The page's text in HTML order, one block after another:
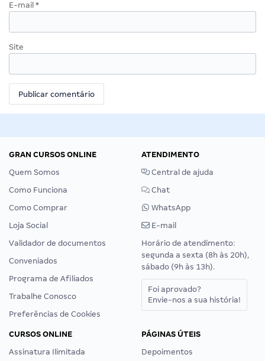
E-mail *
Site
GRAN CURSOS ONLINE
Quem Somos
Como Funciona
Como Comprar
Loja Social
Validador de documentos
Conveniados
Programa de Afiliados
Trabalhe Conosco
Preferências de Cookies
ATENDIMENTO
Central de ajuda
Chat
WhatsApp
E-mail
Horário de atendimento:
segunda a sexta (8h às 20h),
sábado (9h às 13h).
Foi aprovado?
Envie-nos a sua história!
CURSOS ONLINE
Assinatura Ilimitada
PÁGINAS ÚTEIS
Depoimentos